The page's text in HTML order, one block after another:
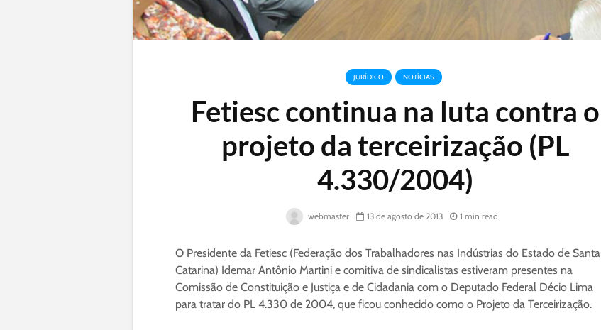
JURÍDICO NOTÍCIAS
Fetiesc continua na luta contra o
projeto da terceirização (PL
4.330/2004)
webmaster 13 de agosto de 2013 1 min read
O Presidente da Fetiesc (Federação dos Trabalhadores nas Indústrias do Estado de Santa
Catarina) Idemar Antônio Martini e comitiva de sindicalistas estiveram presentes na
Comissão de Constituição e Justiça e de Cidadania com o Deputado Federal Décio Lima
para tratar do PL 4.330 de 2004, que ficou conhecido como o Projeto da Terceirização.